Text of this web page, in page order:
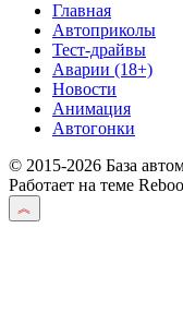
Главная
Автоприколы
Тест-драйвы
Аварии (18+)
Новости
Анимация
Автогонки
© 2015-2026 База
Работает на теме